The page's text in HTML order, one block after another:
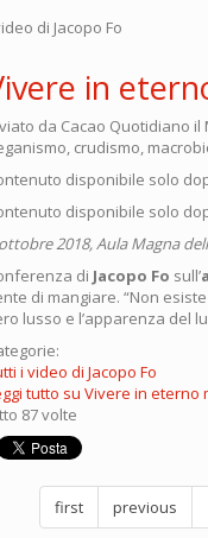
di Jacopo Fo
in
da Cacao Quotidiano il
crudismo,
disponibile solo
disponibile solo
2018, Aula Magna
di Jacopo Fo sull’
di mangiare. “Non
lusso e l’apparenza del
i video di Jacopo Fo
tutto su Vivere in eterno
87 volte
first previous